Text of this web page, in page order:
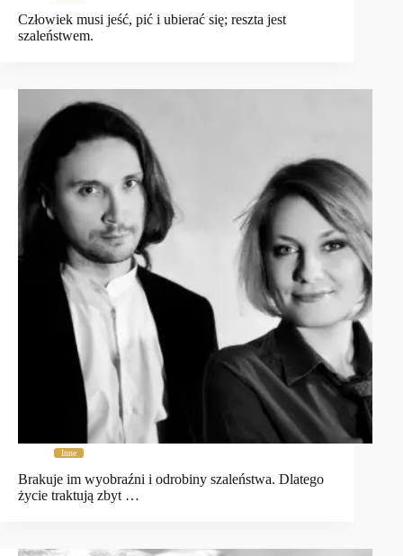
Człowiek musi jeść, pić i ubierać się; reszta jest
szaleństwem.
Inne
Brakuje im wyobraźni i odrobiny szaleństwa. Dlatego
życie traktują zbyt …